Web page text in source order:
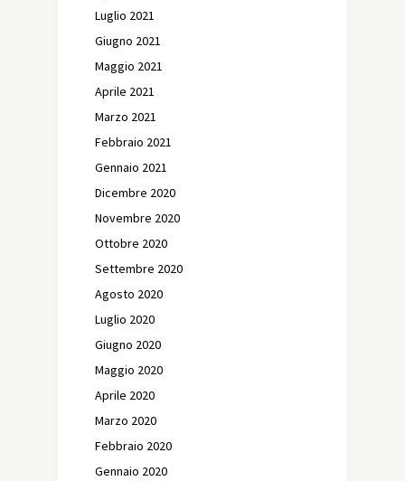
Luglio 2021
Giugno 2021
Maggio 2021
Aprile 2021
Marzo 2021
Febbraio 2021
Gennaio 2021
Dicembre 2020
Novembre 2020
Ottobre 2020
Settembre 2020
Agosto 2020
Luglio 2020
Giugno 2020
Maggio 2020
Aprile 2020
Marzo 2020
Febbraio 2020
Gennaio 2020